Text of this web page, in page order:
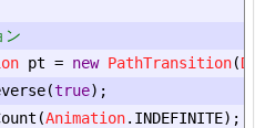
ン
pt = new PathTransition(
(true);
(Animation. INDEFINITE);